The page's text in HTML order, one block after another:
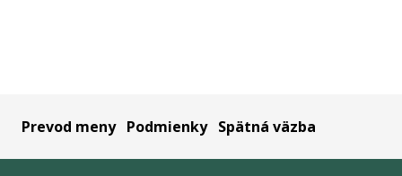
Prevod meny Podmienky Spätná väzba